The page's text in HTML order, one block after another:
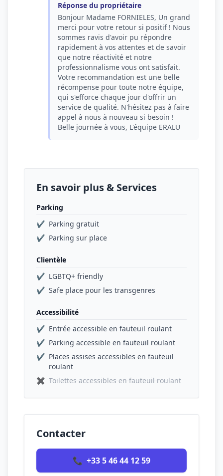
Réponse du propriétaire
Bonjour Madame FORNIELES, Un grand
merci pour votre retour si positif ! Nous
sommes ravis d'avoir pu répondre
rapidement à vos attentes et de savoir
que notre réactivité et notre
professionnalisme vous ont satisfait.
Votre recommandation est une belle
récompense pour toute notre équipe,
qui s'efforce chaque jour d'offrir un
service de qualité. N'hésitez pas à faire
appel à nous à nouveau si besoin !
Belle journée à vous, L'équipe ERALU
En savoir plus & Services
Parking
✔ Parking gratuit
✔ Parking sur place
Clientèle
✔ LGBTQ+ friendly
✔ Safe place pour les transgenres
Accessibilité
✔ Entrée accessible en fauteuil roulant
✔ Parking accessible en fauteuil roulant
✔ Places assises accessibles en fauteuil
roulant
✖ Toilettes accessibles en fauteuil roulant
Contacter
📞 +33 5 46 44 12 59